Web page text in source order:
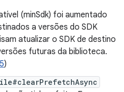
(minSdk) foi aumentado
a versões do SDK
atualizar o SDK de destino
futuras da biblioteca.
)